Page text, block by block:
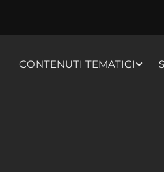
CONTENUTI TEMATICI